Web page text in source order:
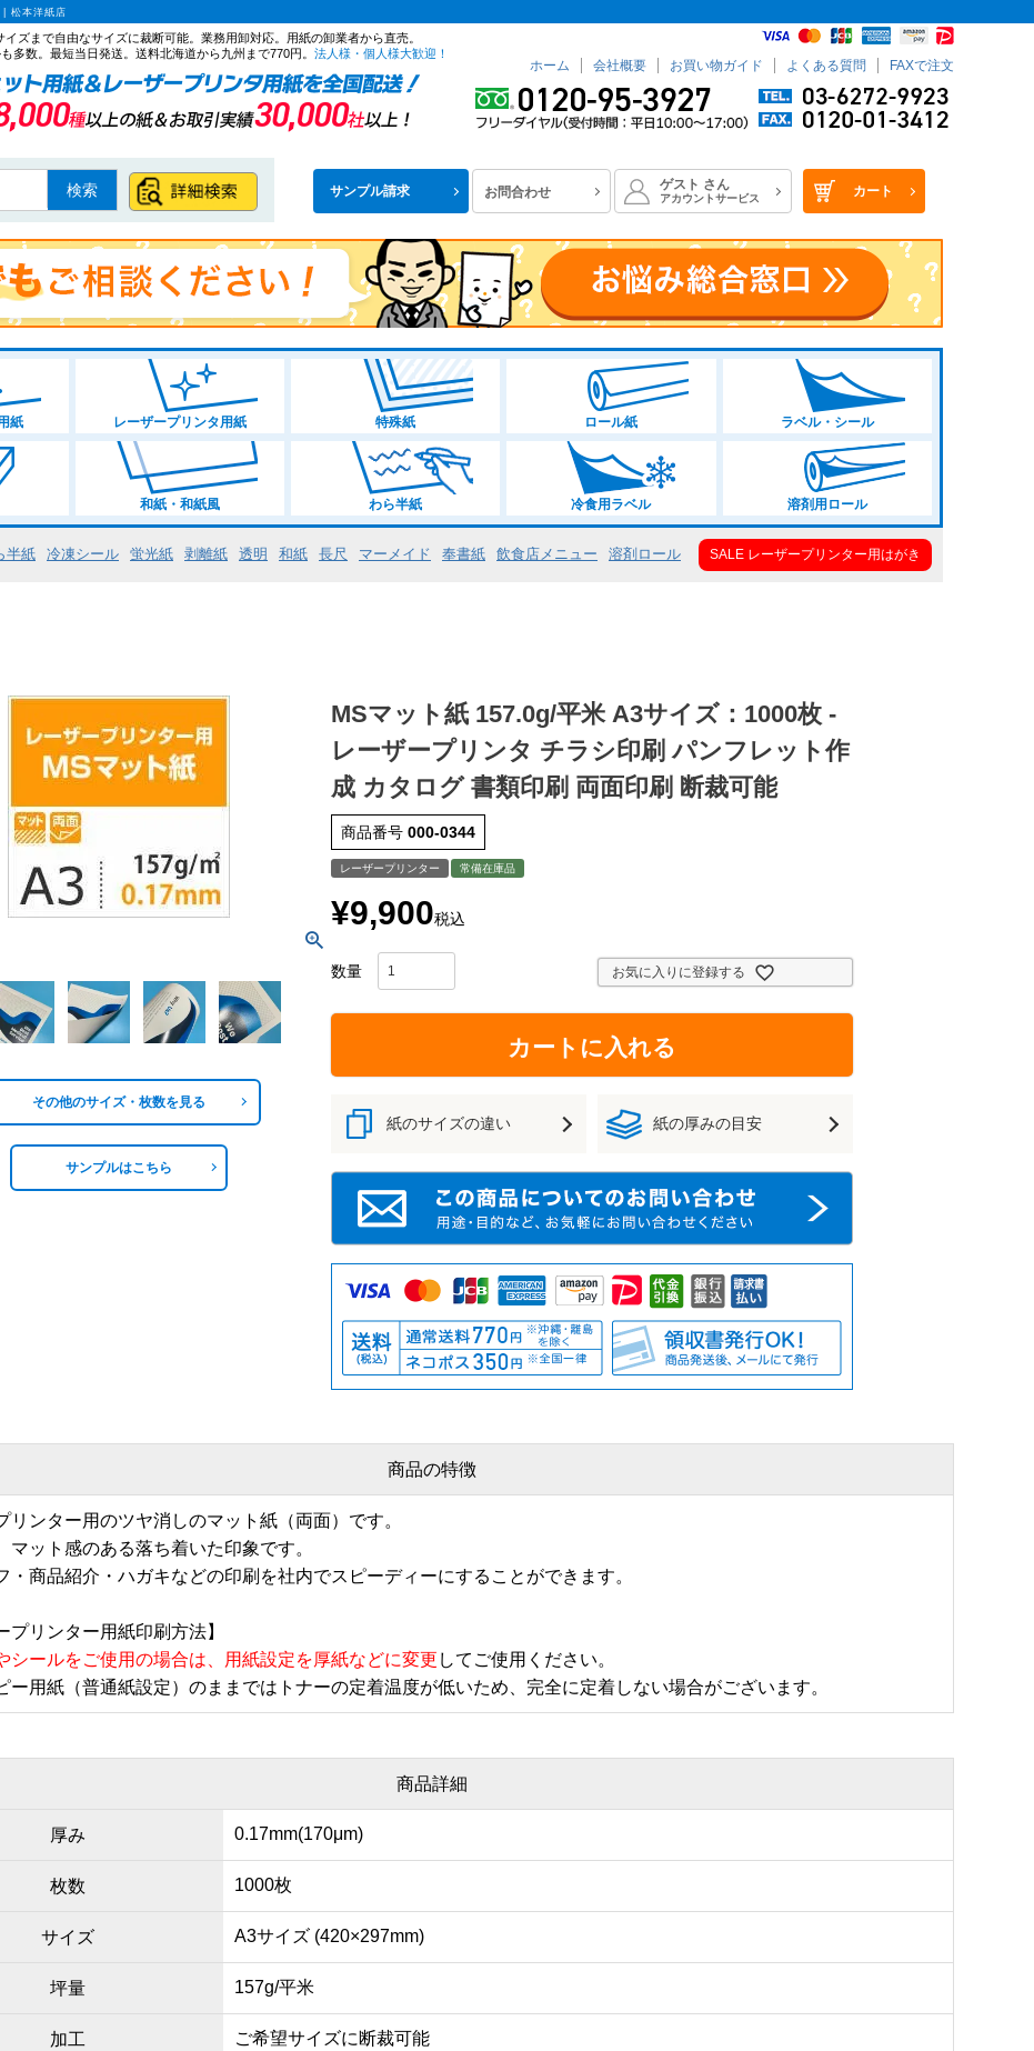
| 松本洋紙店
イズまで自由なサイズに裁断可能。業務用卸対応。用紙の卸業者から直売。
多数。最短当日発送。送料北海道から九州まで770円。 法人様・個人様大歓迎！
ホーム 会社概要 お買い物ガイド よくある質問 FAXで注文
サンプル請求 お問合わせ ゲスト さん
アカウントサービス カート
検索
紙 レーザープリンタ用紙 特殊紙 ロール紙 ラベル・シール
和紙・和紙風 わら半紙 冷食用ラベル 溶剤用ロール
半紙 冷凍シール 蛍光紙 剥離紙 透明 和紙 長尺 マーメイド 奉書紙 飲食店メニュー 溶剤ロール SALE レーザープリンター用はがき
その他のサイズ・枚数を見る
サンプルはこちら
MSマット紙 157.0g/平米 A3サイズ：1000枚 -
レーザープリンタ チラシ印刷 パンフレット作
成 カタログ 書類印刷 両面印刷 断裁可能
商品番号 000-0344
レーザープリンター 常備在庫品
¥9,900税込
お気に入りに登録する
カートに入れる
紙のサイズの違い 紙の厚みの目安
商品の特徴
リンター用のツヤ消しのマット紙（両面）です。
マット感のある落ち着いた印象です。
・商品紹介・ハガキなどの印刷を社内でスピーディーにすることができます。
プリンター用紙印刷方法】
シールをご使用の場合は、用紙設定を厚紙などに変更 してご使用ください。
ー用紙（普通紙設定）のままではトナーの定着温度が低いため、完全に定着しない場合がございます。
商品詳細
厚み 0.17mm(170μm)
枚数 1000枚
サイズ A3サイズ (420×297mm)
坪量 157g/平米
加工 ご希望サイズに断裁可能